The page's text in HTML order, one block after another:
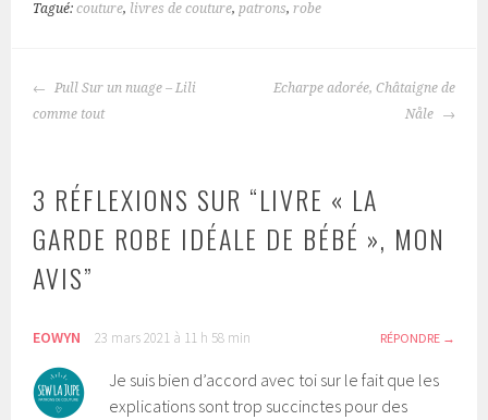
Tagué:couture, livres de couture,patrons,robe
NAVIGATION
DES
Pull Sur un nuage – Lili
comme tout
Echarpe adorée, Châtaigne de
Nåle
3 RÉFLEXIONS SUR “LIVRE « LA
GARDE ROBE IDÉALE DE BÉBÉ », MON
AVIS”
EOWYN 23 mars 2021 à 11 h 58 min RÉPONDRE
Je suis bien d’accord avec toi sur le fait que les
explications sont trop succinctes pour des